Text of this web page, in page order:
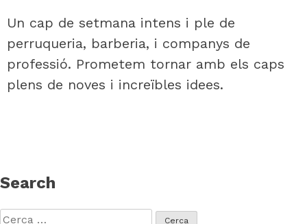
Un cap de setmana intens i ple de
perruqueria, barberia, i companys de
professió. Prometem tornar amb els caps
plens de noves i increïbles idees.
Search
Cerca: